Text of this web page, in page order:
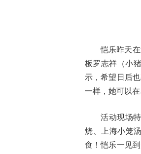
恺乐昨天
板罗志祥（小
示，希望日后
一样，她可以
活动现场
烧、上海小笼
食！恺乐一见